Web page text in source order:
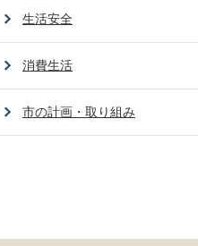
生活安全
消費生活
市の計画・取り組み